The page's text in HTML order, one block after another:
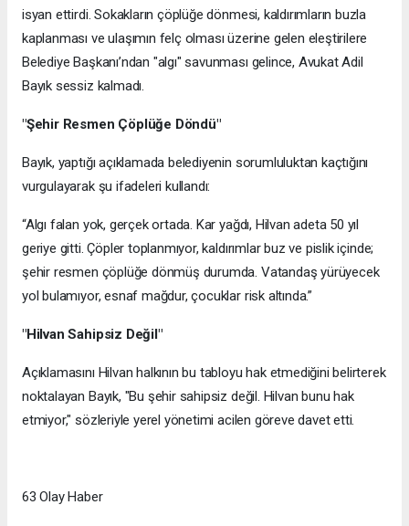
isyan ettirdi. Sokakların çöplüğe dönmesi, kaldırımların buzla
kaplanması ve ulaşımın felç olması üzerine gelen eleştirilere
Belediye Başkanı’ndan "algı" savunması gelince, Avukat Adil
Bayık sessiz kalmadı.
"Şehir Resmen Çöplüğe Döndü"
Bayık, yaptığı açıklamada belediyenin sorumluluktan kaçtığını
vurgulayarak şu ifadeleri kullandı:
“Algı falan yok, gerçek ortada. Kar yağdı, Hilvan adeta 50 yıl
geriye gitti. Çöpler toplanmıyor, kaldırımlar buz ve pislik içinde;
şehir resmen çöplüğe dönmüş durumda. Vatandaş yürüyecek
yol bulamıyor, esnaf mağdur, çocuklar risk altında.”
"Hilvan Sahipsiz Değil"
Açıklamasını Hilvan halkının bu tabloyu hak etmediğini belirterek
noktalayan Bayık, "Bu şehir sahipsiz değil. Hilvan bunu hak
etmiyor," sözleriyle yerel yönetimi acilen göreve davet etti.
63 Olay Haber